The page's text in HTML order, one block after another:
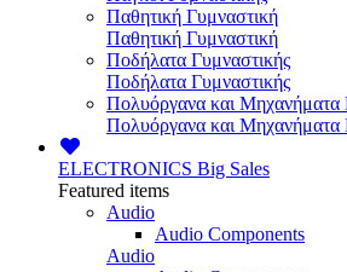
Παθητική Γυμναστική
Παθητική Γυμναστική
Ποδήλατα Γυμναστικής
Ποδήλατα Γυμναστικής
Πολυόργανα και Μηχανήματα
Πολυόργανα και Μηχανήματα
ELECTRONICS Big Sales
Featured items
Audio
Audio Components
Audio